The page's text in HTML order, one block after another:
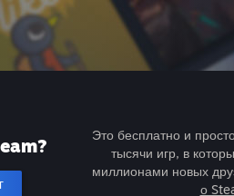
Это бесплатно и
тысячи игр, в
миллионами новых
о